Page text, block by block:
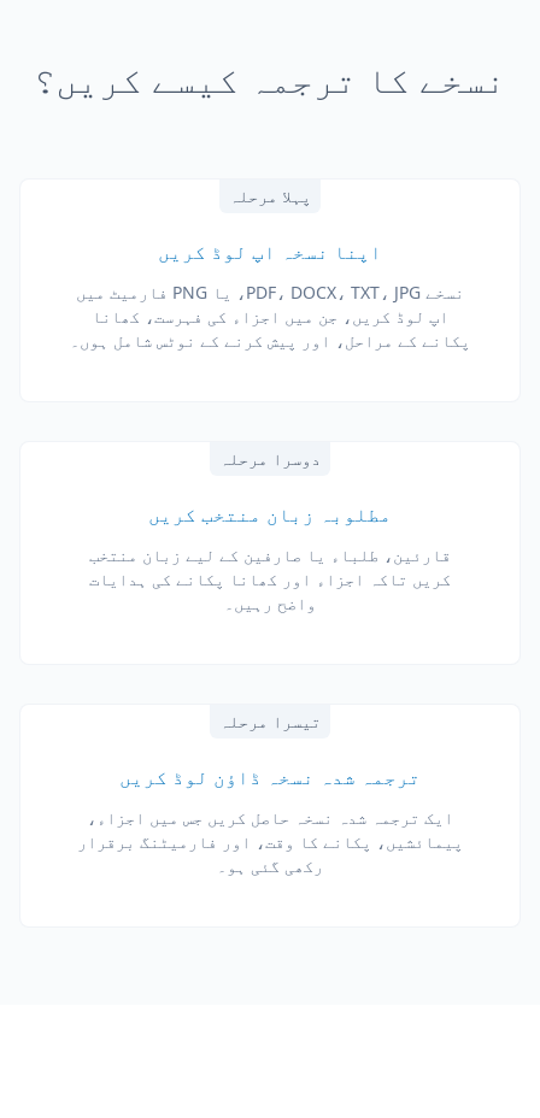
نسخے کا ترجمہ کیسے کریں؟
پہلا مرحلہ
اپنا نسخہ اپ لوڈ کریں
نسخے PDF، DOCX، TXT، JPG، یا PNG فارمیٹ میں
اپ لوڈ کریں، جن میں اجزاء کی فہرست، کھانا
پکانے کے مراحل، اور پیش کرنے کے نوٹس شامل ہوں۔
دوسرا مرحلہ
مطلوبہ زبان منتخب کریں
قارئین، طلباء یا صارفین کے لیے زبان منتخب
کریں تاکہ اجزاء اور کھانا پکانے کی ہدایات
واضح رہیں۔
تیسرا مرحلہ
ترجمہ شدہ نسخہ ڈاؤن لوڈ کریں
ایک ترجمہ شدہ نسخہ حاصل کریں جس میں اجزاء،
پیمائشیں، پکانے کا وقت، اور فارمیٹنگ برقرار
رکھی گئی ہو۔